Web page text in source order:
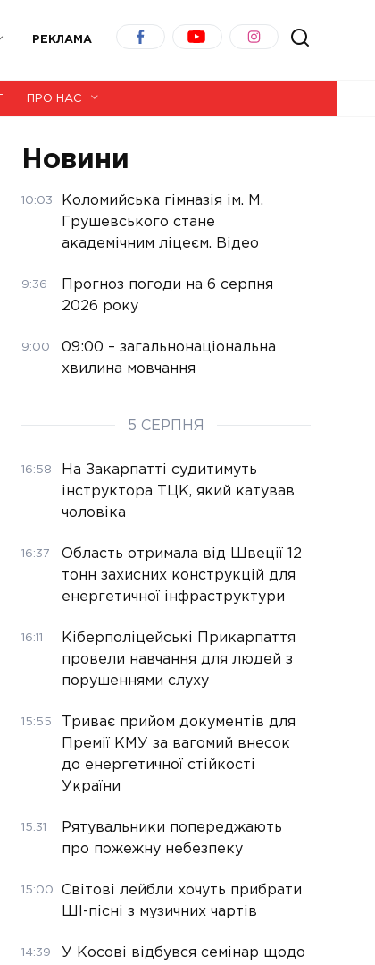
РЕКЛАМА
ПРО НАС
Новини
10:03
Коломийська гімназія ім. М.
Грушевського стане
академічним ліцеєм. Відео
9:36
Прогноз погоди на 6 серпня
2026 року
9:00
09:00 – загальнонаціональна
хвилина мовчання
5 СЕРПНЯ
16:58
На Закарпатті судитимуть
інструктора ТЦК, який катував
чоловіка
16:37
Область отримала від Швеції 12
тонн захисних конструкцій для
енергетичної інфраструктури
16:11
Кіберполіцейські Прикарпаття
провели навчання для людей з
порушеннями слуху
15:55
Триває прийом документів для
Премії КМУ за вагомий внесок
до енергетичної стійкості
України
15:31
Рятувальники попереджають
про пожежну небезпеку
15:00
Світові лейбли хочуть прибрати
ШІ-пісні з музичних чартів
14:39
У Косові відбувся семінар щодо